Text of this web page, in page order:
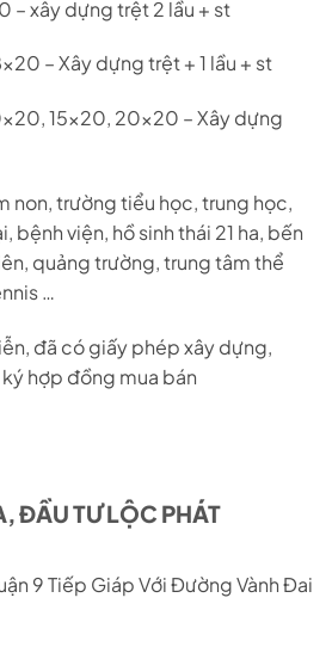
– xây dựng trệt 2 lầu + st
– Xây dựng trệt + 1 lầu + st
15×20, 20×20 – Xây dựng
non, trường tiểu học, trung học,
bệnh viện, hồ sinh thái 21 ha, bến
quảng trường, trung tâm thể
…
đã có giấy phép xây dựng,
hợp đồng mua bán
ĐẦU TƯ LỘC PHÁT
9 Tiếp Giáp Với Đường Vành Đai